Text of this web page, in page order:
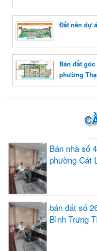
Đất nền dự
Bán đất
phường
Bán nhà số
phường Cát
bán đất số
Bình Trưng